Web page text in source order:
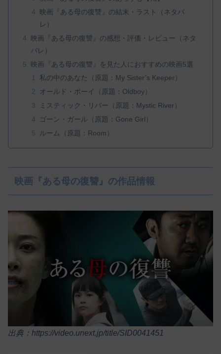
映画『ある母の復讐』の結末・ラスト（ネタバ
レ）
映画『ある母の復讐』の感想・評価・レビュー（ネタ
バレ）
映画『ある母の復讐』を見た人におすすめの映画5選
私の中のあなた（原題：My Sister’s Keeper）
オールド・ボーイ（原題：Oldboy）
ミスティック・リバー（原題：Mystic River）
ゴーン・ガール（原題：Gone Girl）
ルーム（原題：Room）
映画『ある母の復讐』の作品情報
出典：https://video.unext.jp/title/SID0041451